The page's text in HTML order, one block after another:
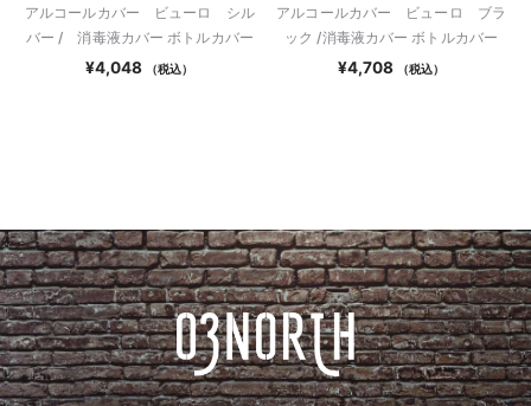
アルコールカバー ビューロ シル
バー / 消毒液カバー ボトルカバー
¥4,048 （税込）
アルコールカバー ビューロ ブラ
ック /消毒液カバー ボトルカバー
¥4,708 （税込）